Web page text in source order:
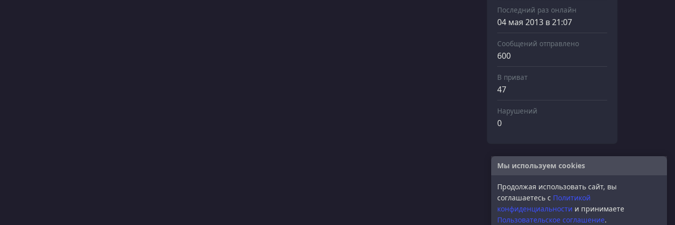
Последний раз онлайн
04 мая 2013 в 21:07
Сообщений отправлено
600
В приват
47
Нарушений
0
Мы используем cookies
Продолжая использовать сайт, вы
соглашаетесь с Политикой
конфиденциальности и принимаете
Пользовательское соглашение.